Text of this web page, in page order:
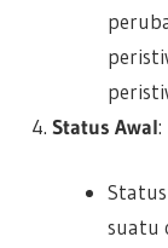
Status Awal:
suatu